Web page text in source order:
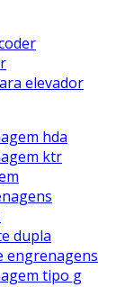
elevador
hda
ktr
dupla
engrenagens
tipo g